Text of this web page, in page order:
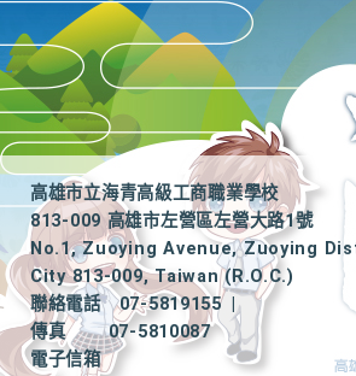
高雄市立海青高級工商職業學校
813-009 高雄市左營區左營大路1號
No.1, Zuoying Avenue, Zuoying
City 813-009, Taiwan (R.O.C.)
聯絡電話
07-5819155
|
傳真
07-5810087
電子信箱